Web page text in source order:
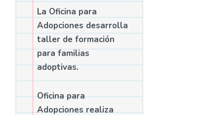
La Oficina para
Adopciones desarrolla
taller de formación
para familias
adoptivas.
Oficina para
Adopciones realiza